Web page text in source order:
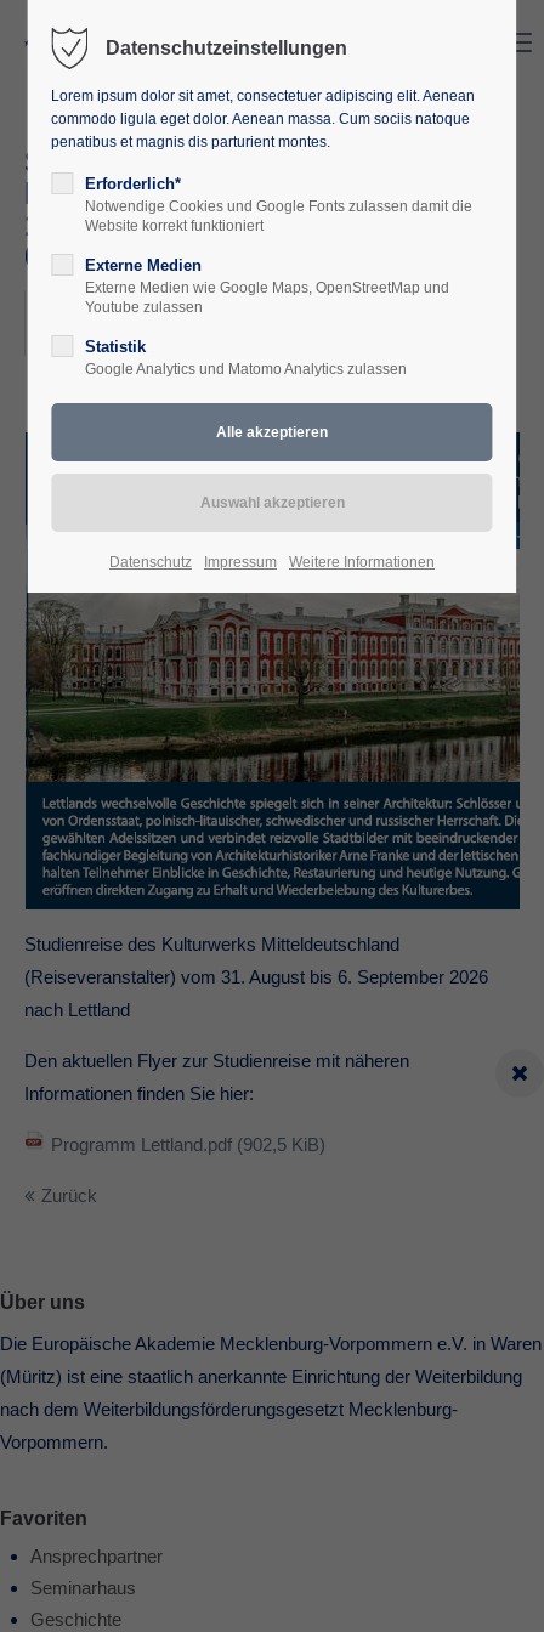
Schlösser und Herrenhäuser in
Lettland: Unterwegs im Land der
1.000 Adelssitze (31.08-
06.09.2026)
2026-08-31–2026-09-06
ORT: LETTLAND
Studienreise des Kulturwerks Mitteldeutschland
(Reiseveranstalter) vom 31. August bis 6. September 2026
nach Lettland
Den aktuellen Flyer zur Studienreise mit näheren
Informationen finden Sie hier:
Programm Lettland.pdf (902,5 KiB)
Zurück
Datenschutzeinstellungen
Lorem ipsum dolor sit amet, consectetuer adipiscing elit. Aenean
commodo ligula eget dolor. Aenean massa. Cum sociis natoque
penatibus et magnis dis parturient montes.
Erforderlich*
Notwendige Cookies und Google Fonts zulassen damit die
Website korrekt funktioniert
Externe Medien
Externe Medien wie Google Maps, OpenStreetMap und
Youtube zulassen
Statistik
Google Analytics und Matomo Analytics zulassen
Datenschutz Impressum Weitere Informationen
Über uns
Die Europäische Akademie Mecklenburg-Vorpommern e.V. in Waren
(Müritz) ist eine staatlich anerkannte Einrichtung der Weiterbildung
nach dem Weiterbildungsförderungsgesetzt Mecklenburg-
Vorpommern.
Favoriten
Ansprechpartner
Seminarhaus
Geschichte